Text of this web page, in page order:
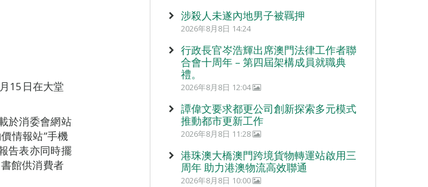
15日在大堂
於消委會網站
情報站”手機
告表亦同時擺
館供消費者
涉殺人未遂內地男子被羈押
2026年8月8日 14:24
行政長官岑浩輝出席澳門法律工作者聯
合會十周年 – 第四屆架構成員就職典
禮。
2026年8月8日 12:04
譚偉文要求都更公司創新探索多元模式
推動都市更新工作
2026年8月8日 11:28
港珠澳大橋澳門跨境貨物轉運站啟用三
周年 助力港澳物流高效聯通
2026年8月8日 10:00